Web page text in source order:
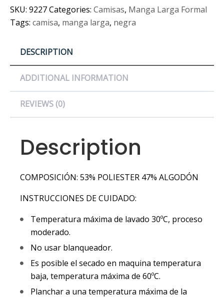
LARGA
LLANO
SKU: 9227Categories: Camisas, Manga Larga Formal
Tags: camisa, manga larga, negra
DESCRIPTION
ADDITIONAL INFORMATION
REVIEWS (0)
Description
COMPOSICIÓN: 53% POLIESTER 47% ALGODÓN
INSTRUCCIONES DE CUIDADO:
Temperatura máxima de lavado 30ºC, proceso
moderado.
No usar blanqueador.
Es posible el secado en maquina temperatura
baja, temperatura máxima de 60ºC.
Planchar a una temperatura máxima de la